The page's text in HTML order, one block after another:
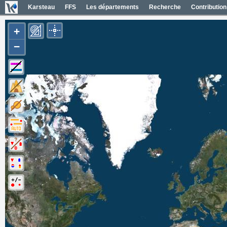
Karsteau FFS Les départements Recherche Contribution
+
−
Photos aériennes France
Mapas geol 1/50000 España
Mapas IGN España
Fotos aéreas España
Photos aériennes ESRI
Carte OpenTopoMap